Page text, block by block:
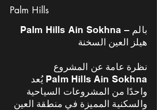
Palm Hills
Palm Hills Ain Sokhna – بالم
هيلز العين السخنة
نظرة عامة عن المشروع
يُعد Palm Hills Ain Sokhna
واحدًا من المشروعات السياحية
والسكنية المميزة في منطقة العين